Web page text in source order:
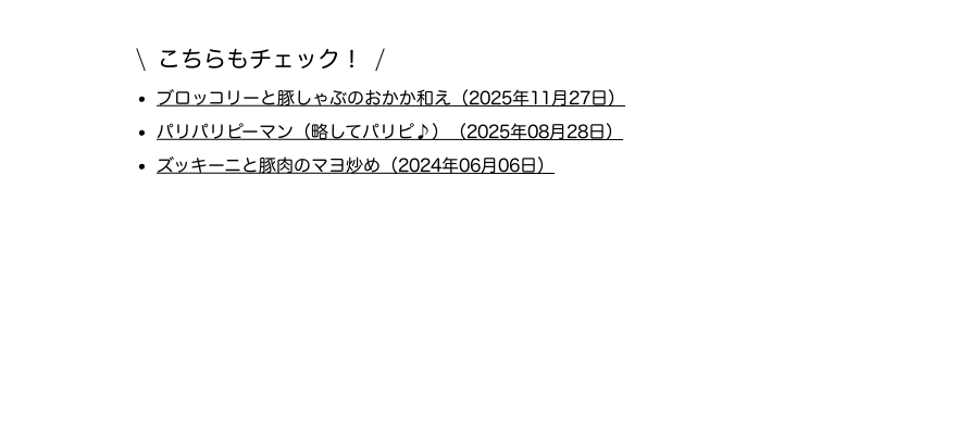
こちらもチェック！
ブロッコリーと豚しゃぶのおかか和え（2025年11月27日）
パリパリピーマン（略してパリピ♪）（2025年08月28日）
ズッキーニと豚肉のマヨ炒め（2024年06月06日）